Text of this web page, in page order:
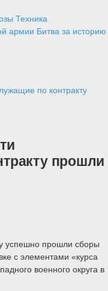
Техника
армии Битва за историю
по контракту
прошли
успешно прошли сборы
с элементами «курса
военного округа в